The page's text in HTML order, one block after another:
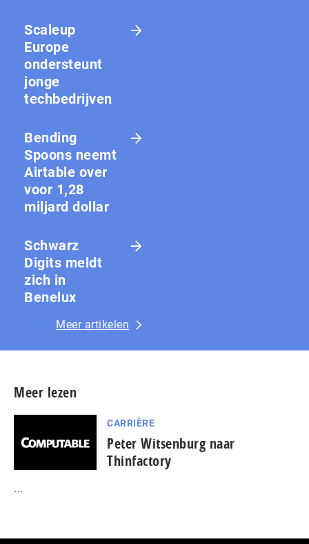
Scaleup
Europe
ondersteunt
jonge
techbedrijven
Bending
Spoons neemt
Airtable over
voor 1,28
miljard dollar
Schwarz
Digits meldt
zich in
Benelux
Meer artikelen
Meer lezen
CARRIÈRE
Peter Witsenburg naar
Thinfactory
...